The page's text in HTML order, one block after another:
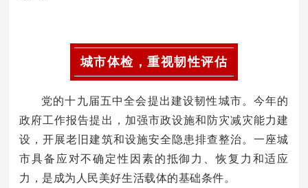
城市体检，重视韧性评估
党的十九届五中全会提出建设韧性城市。今年的
政府工作报告提出，加强市政设施和防灾减灾能力建
设，开展老旧建筑和设施安全隐患排查整治。一座城
市具备应对不确定性因素的抵御力、恢复力和适应
力，是成为人民美好生活载体的基础条件。